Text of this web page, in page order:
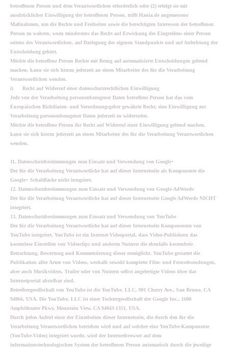
betroffenen Person und dem Verantwortlichen erforderlich oder (2) erfolgt sie mit
ausdrücklicher Einwilligung der betroffenen Person, trifft Hania.de angemessene
Maßnahmen, um die Rechte und Freiheiten sowie die berechtigten Interessen der betroffenen
Person zu wahren, wozu mindestens das Recht auf Erwirkung des Eingreifens einer Person
seitens des Verantwortlichen, auf Darlegung des eigenen Standpunkts und auf Anfechtung der
Entscheidung gehört.
Möchte die betroffene Person Rechte mit Bezug auf automatisierte Entscheidungen geltend
machen, kann sie sich hierzu jederzeit an einen Mitarbeiter des für die Verarbeitung
Verantwortlichen wenden.
i) Recht auf Widerruf einer datenschutzrechtlichen Einwilligung
Jede von der Verarbeitung personenbezogener Daten betroffene Person hat das vom
Europäischen Richtlinien- und Verordnungsgeber gewährte Recht, eine Einwilligung zur
Verarbeitung personenbezogener Daten jederzeit zu widerrufen.
Möchte die betroffene Person ihr Recht auf Widerruf einer Einwilligung geltend machen,
kann sie sich hierzu jederzeit an einen Mitarbeiter des für die Verarbeitung Verantwortlichen
wenden.
11. Datenschutzbestimmungen zum Einsatz und Verwendung von Google+
Der für die Verarbeitung Verantwortliche hat auf dieser Internetseite als Komponente die
Google+ Schaltfläche nicht integriert.
12. Datenschutzbestimmungen zum Einsatz und Verwendung von Google-AdWords
Der für die Verarbeitung Verantwortliche hat auf dieser Internetseite Google AdWords NICHT
integriert.
13. Datenschutzbestimmungen zum Einsatz und Verwendung von YouTube
Der für die Verarbeitung Verantwortliche hat auf dieser Internetseite Komponenten von
YouTube integriert. YouTube ist ein Internet-Videoportal, dass Video-Publishern das
kostenlose Einstellen von Videoclips und anderen Nutzern die ebenfalls kostenfreie
Betrachtung, Bewertung und Kommentierung dieser ermöglicht. YouTube gestattet die
Publikation aller Arten von Videos, weshalb sowohl komplette Film- und Fernsehsendungen,
aber auch Musikvideos, Trailer oder von Nutzern selbst angefertigte Videos über das
Internetportal abrufbar sind.
Betreibergesellschaft von YouTube ist die YouTube, LLC, 901 Cherry Ave., San Bruno, CA
94066, USA. Die YouTube, LLC ist einer Tochtergesellschaft der Google Inc., 1600
Amphitheatre Pkwy, Mountain View, CA 94043-1351, USA.
Durch jeden Aufruf einer der Einzelseiten dieser Internetseite, die durch den für die
Verarbeitung Verantwortlichen betrieben wird und auf welcher eine YouTube-Komponente
(YouTube-Video) integriert wurde, wird der Internetbrowser auf dem
informationstechnologischen System der betroffenen Person automatisch durch die jeweilige